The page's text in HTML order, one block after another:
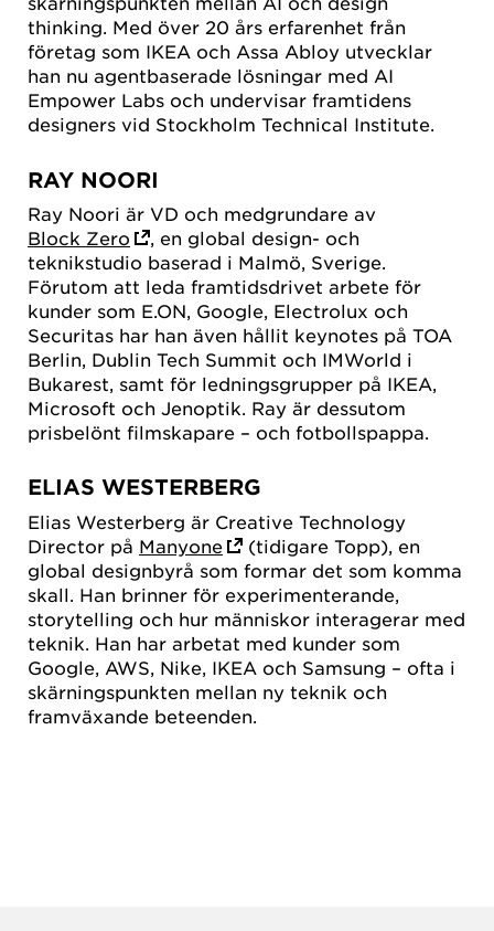
thinking. Med över 20 års erfarenhet från
företag som IKEA och Assa Abloy utvecklar
han nu agentbaserade lösningar med AI
Empower Labs och undervisar framtidens
designers vid Stockholm Technical Institute.
RAY NOORI
Ray Noori är VD och medgrundare av
Block Zero
, en global design- och
teknikstudio baserad i Malmö, Sverige.
Förutom att leda framtidsdrivet arbete för
kunder som E.ON, Google, Electrolux och
Securitas har han även hållit keynotes på TOA
Berlin, Dublin Tech Summit och IMWorld i
Bukarest, samt för ledningsgrupper på IKEA,
Microsoft och Jenoptik. Ray är dessutom
prisbelönt filmskapare – och fotbollspappa.
ELIAS WESTERBERG
Elias Westerberg är Creative Technology
Director på Manyone
(tidigare Topp), en
global designbyrå som formar det som komma
skall. Han brinner för experimenterande,
storytelling och hur människor interagerar med
teknik. Han har arbetat med kunder som
Google, AWS, Nike, IKEA och Samsung – ofta i
skärningspunkten mellan ny teknik och
framväxande beteenden.